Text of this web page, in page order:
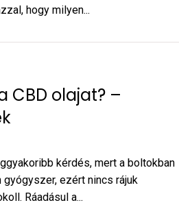
hogy milyen...
CBD olajat? –
kérdés, mert a boltokban
ezért nincs rájuk
Ráadásul a...